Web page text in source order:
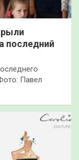
последний
Павел